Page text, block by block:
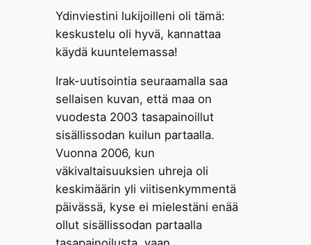
Ydinviestini lukijoilleni oli tämä:
keskustelu oli hyvä, kannattaa
käydä kuuntelemassa!
Irak-uutisointia seuraamalla saa
sellaisen kuvan, että maa on
vuodesta 2003 tasapainoillut
sisällissodan kuilun partaalla.
Vuonna 2006, kun
väkivaltaisuuksien uhreja oli
keskimäärin yli viitisenkymmentä
päivässä, kyse ei mielestäni enää
ollut sisällissodan partaalla